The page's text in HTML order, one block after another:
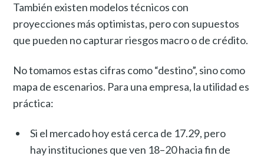
También existen modelos técnicos con
proyecciones más optimistas, pero con supuestos
que pueden no capturar riesgos macro o de crédito.
No tomamos estas cifras como “destino”, sino como
mapa de escenarios. Para una empresa, la utilidad es
práctica:
Si el mercado hoy está cerca de 17.29, pero
hay instituciones que ven 18–20 hacia fin de